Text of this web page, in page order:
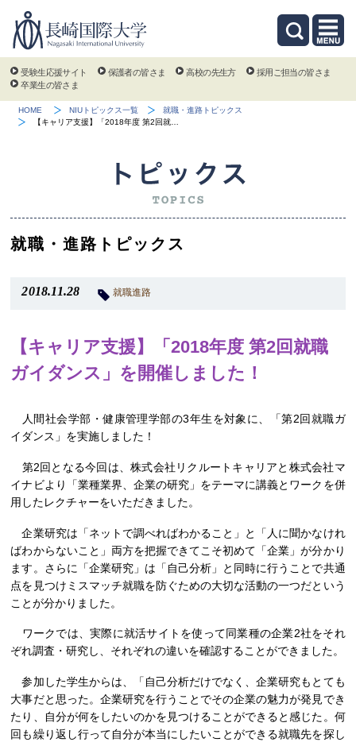
受験生応援サイト 保護者の皆さま 高校の先生方
採用ご担当の皆さま
卒業生の皆さま
HOME NIUトピックス一覧
就職・進路トピックス
【キャリア支援】「2018年度 第2回就…
就職・進路トピックス
2018.11.28 就職進路
【キャリア支援】「2018年度 第2回就職
ガイダンス」を開催しました！
人間社会学部・健康管理学部の3年生を対象に、「第2回就職ガ
イダンス」を実施しました！
第2回となる今回は、株式会社リクルートキャリアと株式会社マ
イナビより「業種業界、企業の研究」をテーマに講義とワークを併
用したレクチャーをいただきました。
企業研究は「ネットで調べればわかること」と「人に聞かなけれ
ばわからないこと」両方を把握できてこそ初めて「企業」が分かり
ます。さらに「企業研究」は「自己分析」と同時に行うことで共通
点を見つけミスマッチ就職を防ぐための大切な活動の一つだという
ことが分かりました。
ワークでは、実際に就活サイトを使って同業種の企業2社をそれ
ぞれ調査・研究し、それぞれの違いを確認することができました。
参加した学生からは、「自己分析だけでなく、企業研究もとても
大事だと思った。企業研究を行うことでその企業の魅力が発見でき
たり、自分が何をしたいのかを見つけることができると感じた。何
回も繰り返し行って自分が本当にしたいことができる就職先を探し